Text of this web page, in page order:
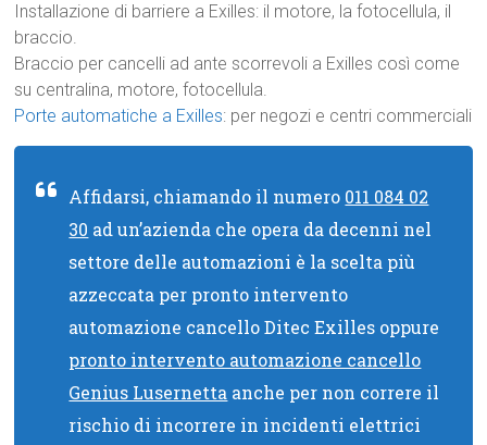
Installazione di barriere a Exilles: il motore, la fotocellula, il
braccio.
Braccio per cancelli ad ante scorrevoli a Exilles così come
su centralina, motore, fotocellula.
Porte automatiche a Exilles: per negozi e centri commerciali
Affidarsi, chiamando il numero 011 084 02
30 ad un’azienda che opera da decenni nel
settore delle automazioni è la scelta più
azzeccata per pronto intervento
automazione cancello Ditec Exilles oppure
pronto intervento automazione cancello
Genius Lusernetta anche per non correre il
rischio di incorrere in incidenti elettrici